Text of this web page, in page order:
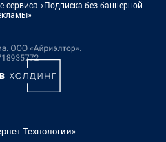
сервиса «Подписка без баннерной
Технологии»